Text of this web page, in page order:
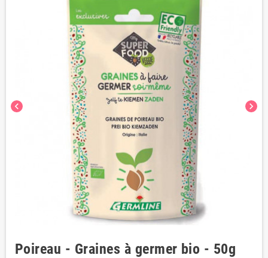
chevron_left chevron_right
Poireau - Graines à germer bio - 50g